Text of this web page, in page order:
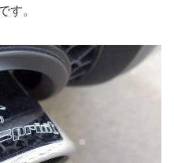
す。